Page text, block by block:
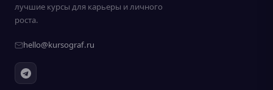
лучшие курсы для карьеры и личного
роста.
hello@kursograf.ru